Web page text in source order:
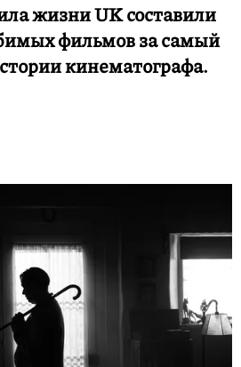
жизни UK составили
фильмов за самый
кинематографа.